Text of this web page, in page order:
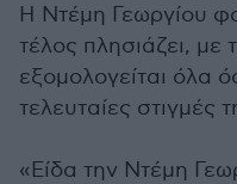
Η Ντέμη Γεωργίου
τέλος πλησιάζει,
εξομολογείται όλα
τελευταίες στιγμές
«Είδα την Ντέμη